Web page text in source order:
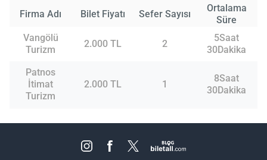
Firma Adı Bilet Fiyatı Sefer Sayısı
Ortalama
Süre
Vangölü
Turizm
2.000 TL 2
5Saat
30Dakika
Patnos
İtimat
Turizm
2.000 TL 1
8Saat
30Dakika